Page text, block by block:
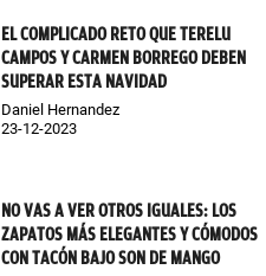
EL COMPLICADO RETO QUE TERELU
CAMPOS Y CARMEN BORREGO DEBEN
SUPERAR ESTA NAVIDAD
Daniel Hernandez
23-12-2023
NO VAS A VER OTROS IGUALES: LOS
ZAPATOS MÁS ELEGANTES Y CÓMODOS
CON TACÓN BAJO SON DE MANGO